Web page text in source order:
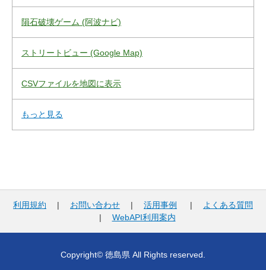
隕石破壊ゲーム (阿波ナビ)
ストリートビュー (Google Map)
CSVファイルを地図に表示
もっと見る
利用規約 | お問い合わせ | 活用事例 |
よくある質問
| WebAPI利用案内
Copyright© 徳島県 All Rights reserved.